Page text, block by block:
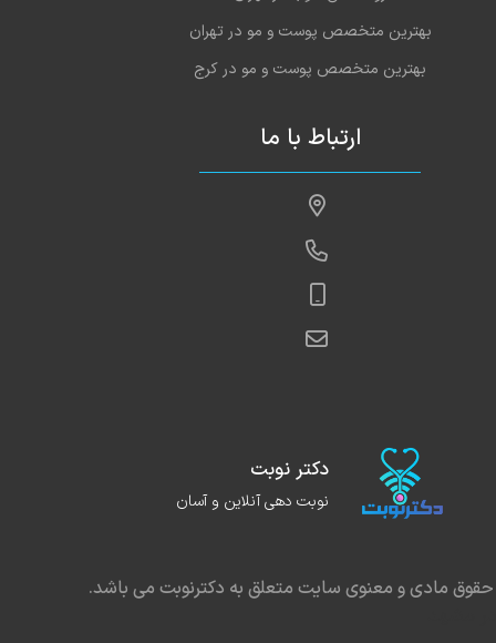
بهترین متخصص پوست و مو در تهران
بهترین متخصص پوست و مو در کرج
ارتباط با ما
دکتر نوبت
نوبت دهی آنلاین و آسان
مادی و معنوی سایت متعلق به دکترنوبت می باشد.